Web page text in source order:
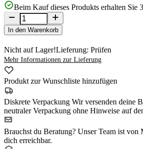
Beim Kauf dieses Produkts erhalten Sie
In den Warenkorb
Nicht auf Lager!Lieferung: Prüfen
Mehr Informationen zur Lieferung
Produkt zur Wunschliste hinzufügen
Diskrete Verpackung Wir versenden deine
neutraler Verpackung ohne Hinweise auf
Brauchst du Beratung? Unser Team ist von
dich erreichbar.